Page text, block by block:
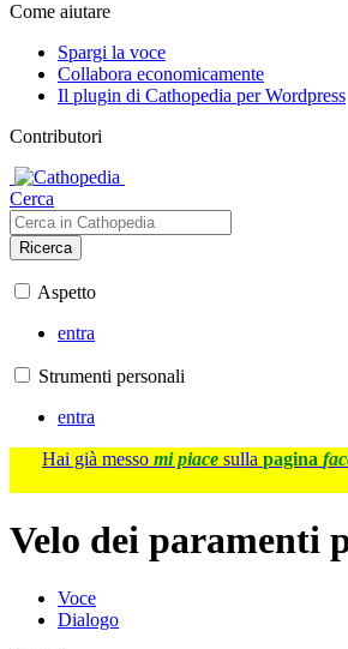
Come aiutare
Spargi la voce
Collabora economicamente
Il plugin di Cathopedia per Wordpress
Contributori
Cerca
Ricerca
Aspetto
entra
Strumenti personali
entra
Hai già messo mi piace sulla pagina
Velo dei paramenti
Voce
Dialogo